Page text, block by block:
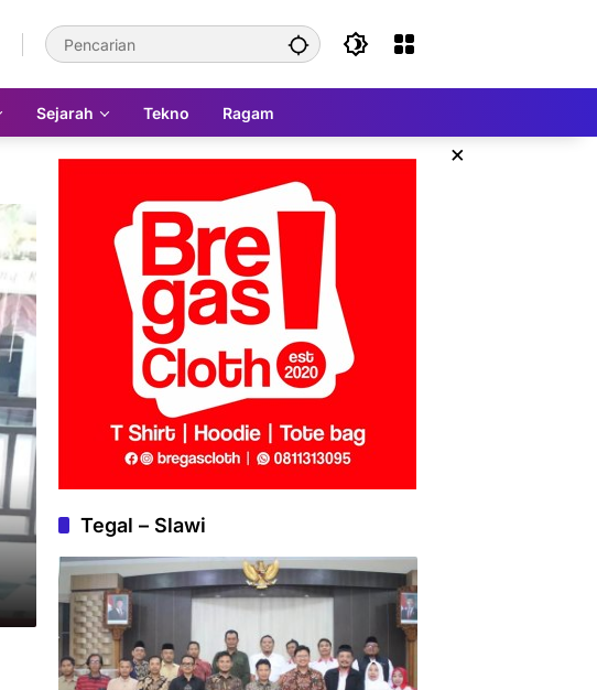
Sejarah Tekno Ragam
×
Tegal – Slawi